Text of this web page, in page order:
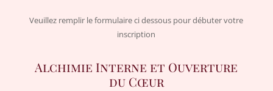
Veuillez remplir le formulaire ci dessous pour débuter votre
inscription
Alchimie Interne et Ouverture
du Cœur